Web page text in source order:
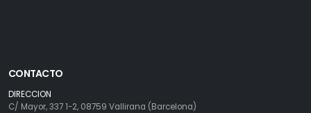
CONTACTO
DIRECCION
C/ Mayor, 337 1-2, 08759 Vallirana (Barcelona)